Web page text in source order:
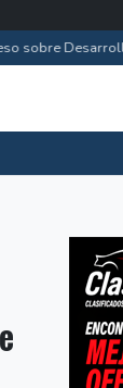
sobre Desarrollo